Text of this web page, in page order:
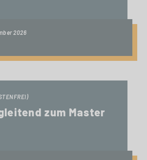
2026
zum Master